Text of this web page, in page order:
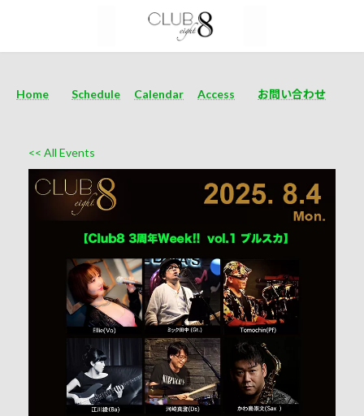
Home Schedule Calendar Access お問い合わせ
<< All Events